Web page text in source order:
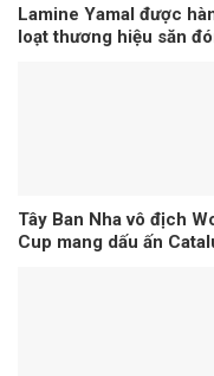
Lamine Yamal được
loạt thương hiệu săn
Tây Ban Nha vô địch
Cup mang dấu ấn